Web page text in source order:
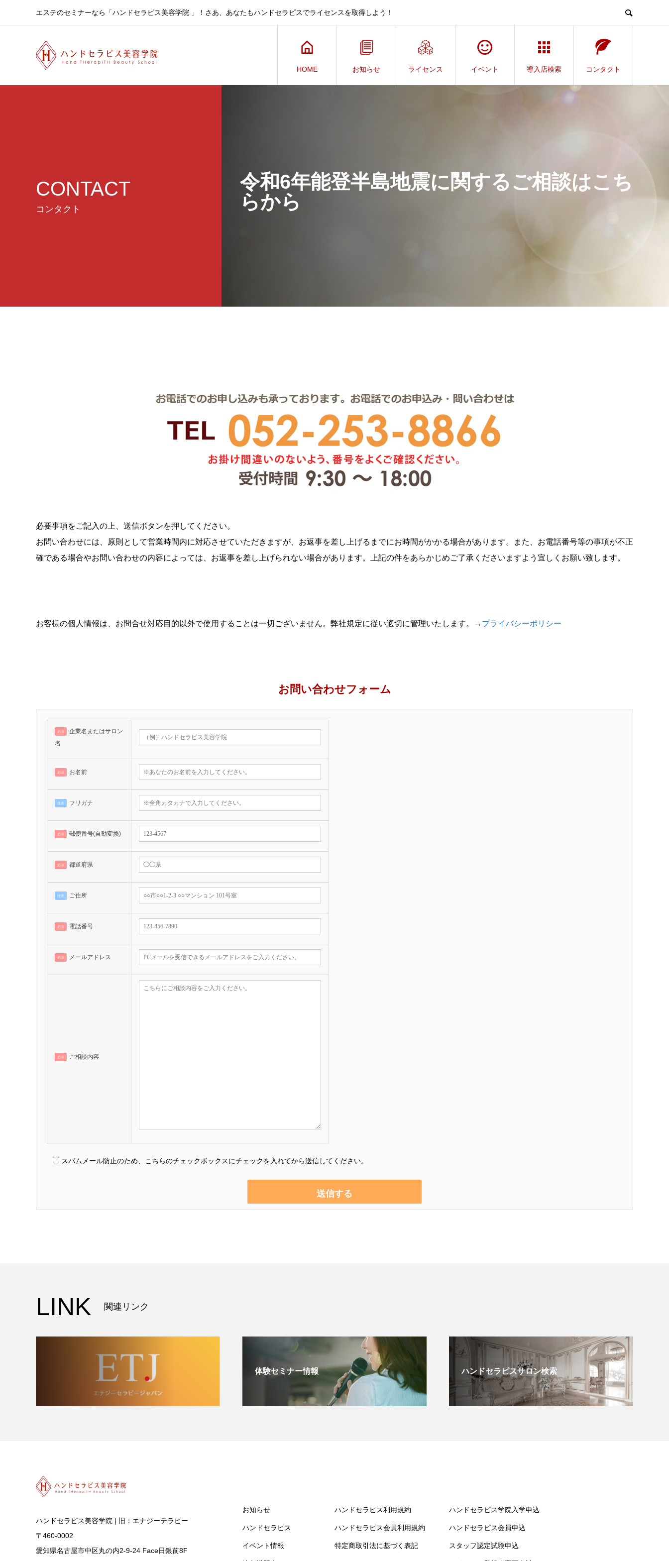
エステのセミナーなら「ハンドセラピス美容学院 」！さあ、あなたもハンドセラピスでライセンスを取得しよう！
HOME お知らせ ライセンス イベント 導入店検索 コンタクト
CONTACT
コンタクト
令和6年能登半島地震に関するご相談はこち
らから
必要事項をご記入の上、送信ボタンを押してください。
お問い合わせには、原則として営業時間内に対応させていただきますが、お返事を差し上げるまでにお時間がかかる場合があります。また、お電話番号等の事項が不正
確である場合やお問い合わせの内容によっては、お返事を差し上げられない場合があります。上記の件をあらかじめご了承くださいますよう宜しくお願い致します。
お客様の個人情報は、お問合せ対応目的以外で使用することは一切ございません。弊社規定に従い適切に管理いたします。→ プライバシーポリシー
お問い合わせフォーム
必須
企業名またはサロン
名
必須 お名前
任意 フリガナ
必須 郵便番号(自動変換)
必須 都道府県
任意 ご住所
必須 電話番号
必須 メールアドレス
必須 ご相談内容
スパムメール防止のため、こちらのチェックボックスにチェックを入れてから送信してください。
LINK 関連リンク
体験セミナー情報 ハンドセラピスサロン検索
ハンドセラピス美容学院 | 旧：エナジーテラピー
〒460-0002
愛知県名古屋市中区丸の内2-9-24 Face日銀前8F
お知らせ
ハンドセラピス
イベント情報
ハンドセラピス利用規約
ハンドセラピス会員利用規約
特定商取引法に基づく表記
ハンドセラピス学院入学申込
ハンドセラピス会員申込
スタッフ認定試験申込